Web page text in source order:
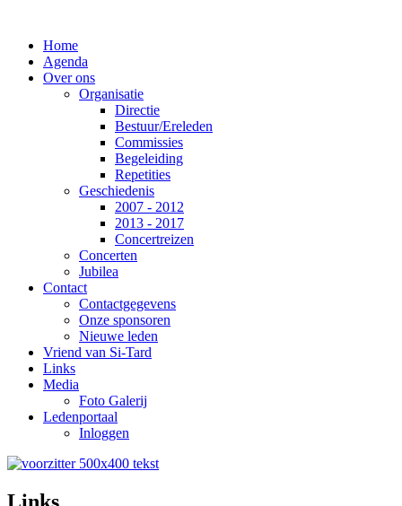
Home
Agenda
Over ons
Organisatie
Directie
Bestuur/Ereleden
Commissies
Begeleiding
Repetities
Geschiedenis
2007 - 2012
2013 - 2017
Concertreizen
Concerten
Jubilea
Contact
Contactgegevens
Onze sponsoren
Nieuwe leden
Vriend van Si-Tard
Links
Media
Foto Galerij
Ledenportaal
Inloggen